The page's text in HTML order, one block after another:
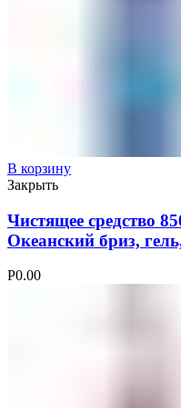
В корзину
Закрыть
Чистящее средство
Океанский бриз,
Р0.00